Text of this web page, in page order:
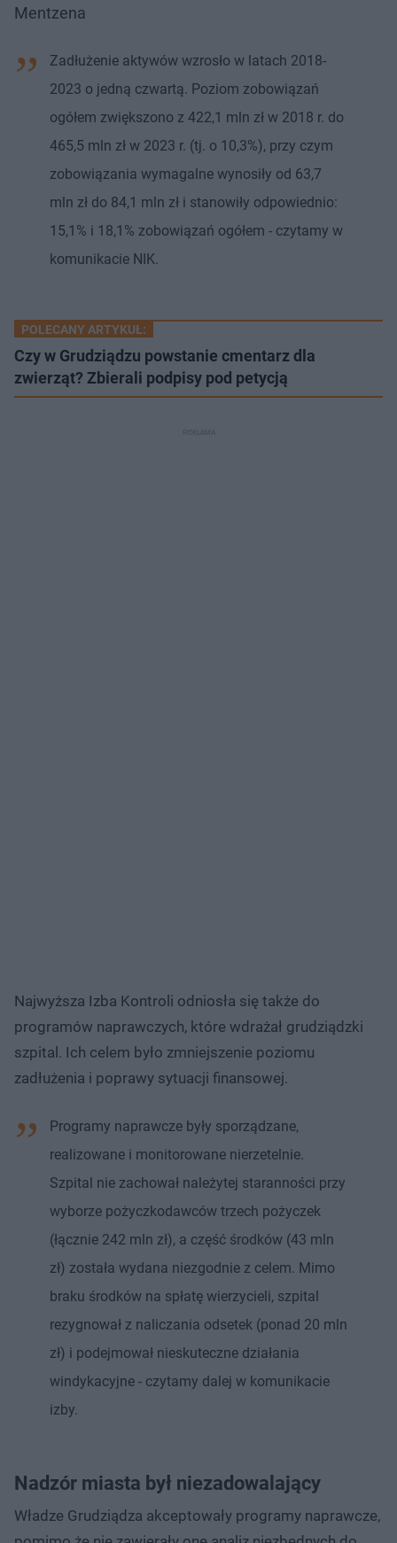
Mentzena
Zadłużenie aktywów wzrosło w latach 2018-
2023 o jedną czwartą. Poziom zobowiązań
ogółem zwiększono z 422,1 mln zł w 2018 r. do
465,5 mln zł w 2023 r. (tj. o 10,3%), przy czym
zobowiązania wymagalne wynosiły od 63,7
mln zł do 84,1 mln zł i stanowiły odpowiednio:
15,1% i 18,1% zobowiązań ogółem - czytamy w
komunikacie NIK.
POLECANY ARTYKUŁ:
Czy w Grudziądzu powstanie cmentarz dla
zwierząt? Zbierali podpisy pod petycją
Najwyższa Izba Kontroli odniosła się także do
programów naprawczych, które wdrażał grudziądzki
szpital. Ich celem było zmniejszenie poziomu
zadłużenia i poprawy sytuacji finansowej.
Programy naprawcze były sporządzane,
realizowane i monitorowane nierzetelnie.
Szpital nie zachował należytej staranności przy
wyborze pożyczkodawców trzech pożyczek
(łącznie 242 mln zł), a część środków (43 mln
zł) została wydana niezgodnie z celem. Mimo
braku środków na spłatę wierzycieli, szpital
rezygnował z naliczania odsetek (ponad 20 mln
zł) i podejmował nieskuteczne działania
windykacyjne - czytamy dalej w komunikacie
izby.
Nadzór miasta był niezadowalający
Władze Grudziądza akceptowały programy naprawcze,